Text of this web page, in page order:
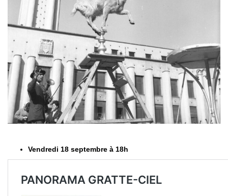
Vendredi 18 septembre à 18h